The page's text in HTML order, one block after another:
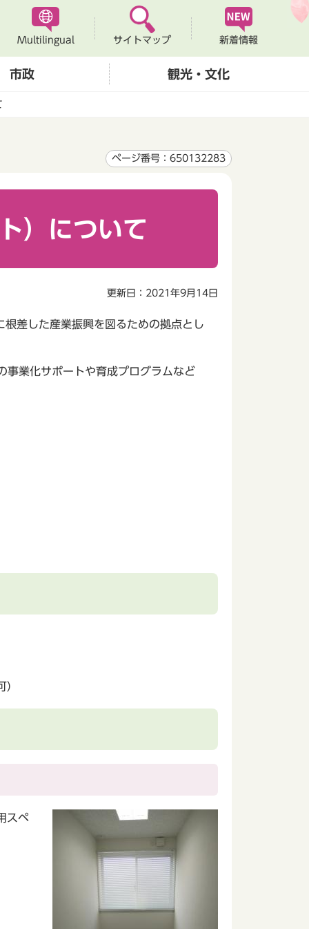
Multilingual サイトマップ 新着情報
市政 観光・文化
ページ番号：650132283
）について
更新日：2021年9月14日
差した産業振興を図るための拠点とし
業化サポートや育成プログラムなど
スペ